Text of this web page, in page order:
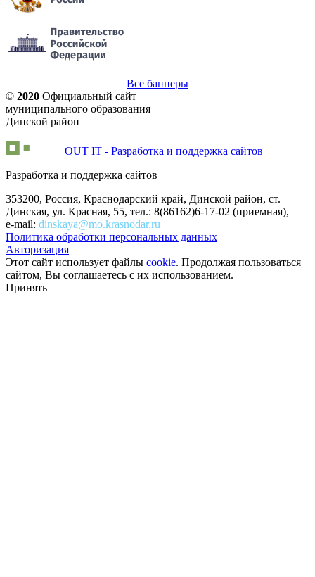
Все баннеры
© 2020 Официальный сайт
муниципального образования
Динской район
OUT IT - Разработка и поддержка сайтов
Разработка и поддержка сайтов
353200, Россия, Краснодарский край, Динской район, ст.
Динская, ул. Красная, 55, тел.: 8(86162)6-17-02 (приемная),
e-mail: dinskaya@mo.krasnodar.ru
Политика обработки персональных данных
Авторизация
Этот сайт использует файлы cookie. Продолжая пользоваться
сайтом, Вы соглашаетесь с их использованием.
Принять